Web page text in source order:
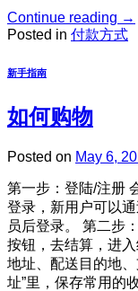
Continue reading →
Posted in 付款方式
新手指南
如何购物
Posted on May 6,
第一步：登陆/注册
登录，新用户可以
员后登录。 第二步
按钮，去结算，进
地址、配送目的地
址”里，保存常用的